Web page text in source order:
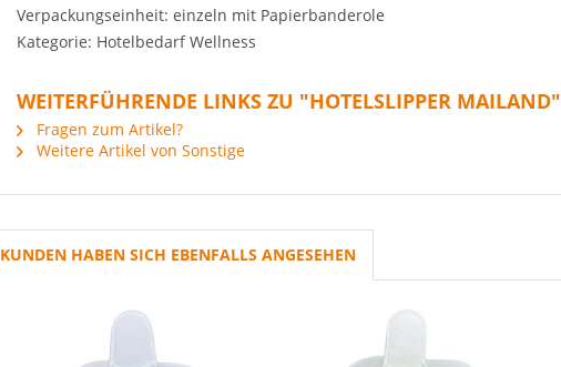
Verpackungseinheit: einzeln mit Papierbanderole
Kategorie: Hotelbedarf Wellness
WEITERFÜHRENDE LINKS ZU "HOTELSLIPPER MAILAND"
Fragen zum Artikel?
Weitere Artikel von Sonstige
KUNDEN HABEN SICH EBENFALLS ANGESEHEN